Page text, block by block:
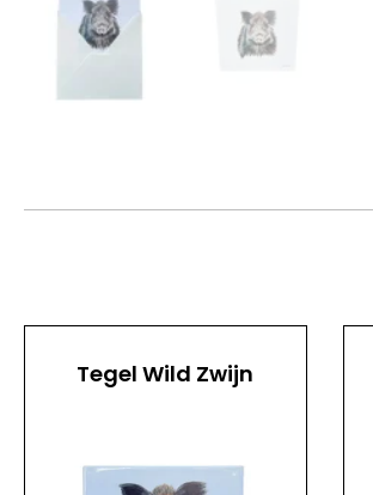
Tegel Wild Zwijn